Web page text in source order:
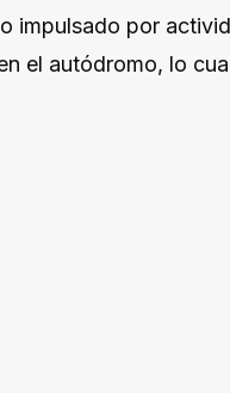
impulsado por
el autódromo, lo